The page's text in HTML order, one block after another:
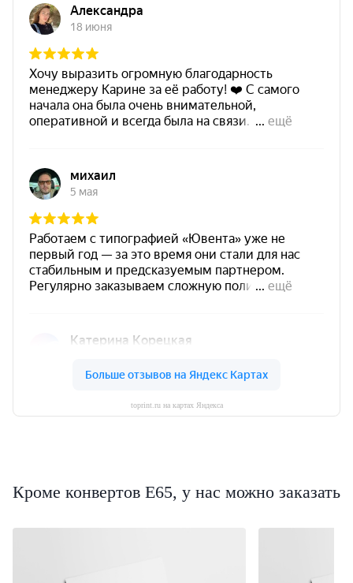
toprint.ru на картах Яндекса
Кроме конвертов Е65, у нас можно заказать